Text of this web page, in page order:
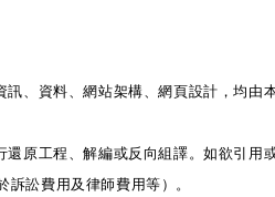
、資料、網站架構、網頁設計，均
原工程、解編或反向組譯。如欲引
訟費用及律師費用等）。